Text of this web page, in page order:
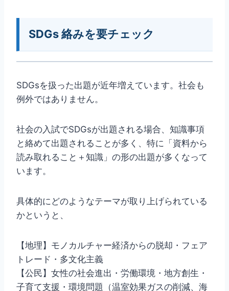
SDGs 絡みを要チェック
SDGsを扱った出題が近年増えています。社会も
例外ではありません。
社会の入試でSDGsが出題される場合、知識事項
と絡めて出題されることが多く、特に「資料から
読み取れること＋知識」の形の出題が多くなって
います。
具体的にどのようなテーマが取り上げられている
かというと、
【地理】モノカルチャー経済からの脱却・フェア
トレード・多文化主義
【公民】女性の社会進出・労働環境・地方創生・
子育て支援・環境問題（温室効果ガスの削減、海